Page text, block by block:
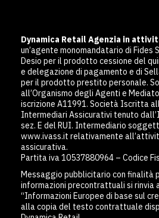
Dynamica Retail Agenzia in
un’agente monomandatario di Fides
Desio per il prodotto cessione del
e delegazione di pagamento e di
per il prodotto prestito personale.
all’Organismo degli Agenti e
iscrizione A11991. Società Iscritta
Intermediari Assicurativi tenuto
sez. E del RUI. Intermediario
www.ivass.it relativamente
assicurativa.
Partita iva 10537880964 – Codice
Messaggio pubblicitario con finalità
informazioni precontrattuali si rinvia
“Informazioni Europee di base sul
alla copia del testo contrattuale